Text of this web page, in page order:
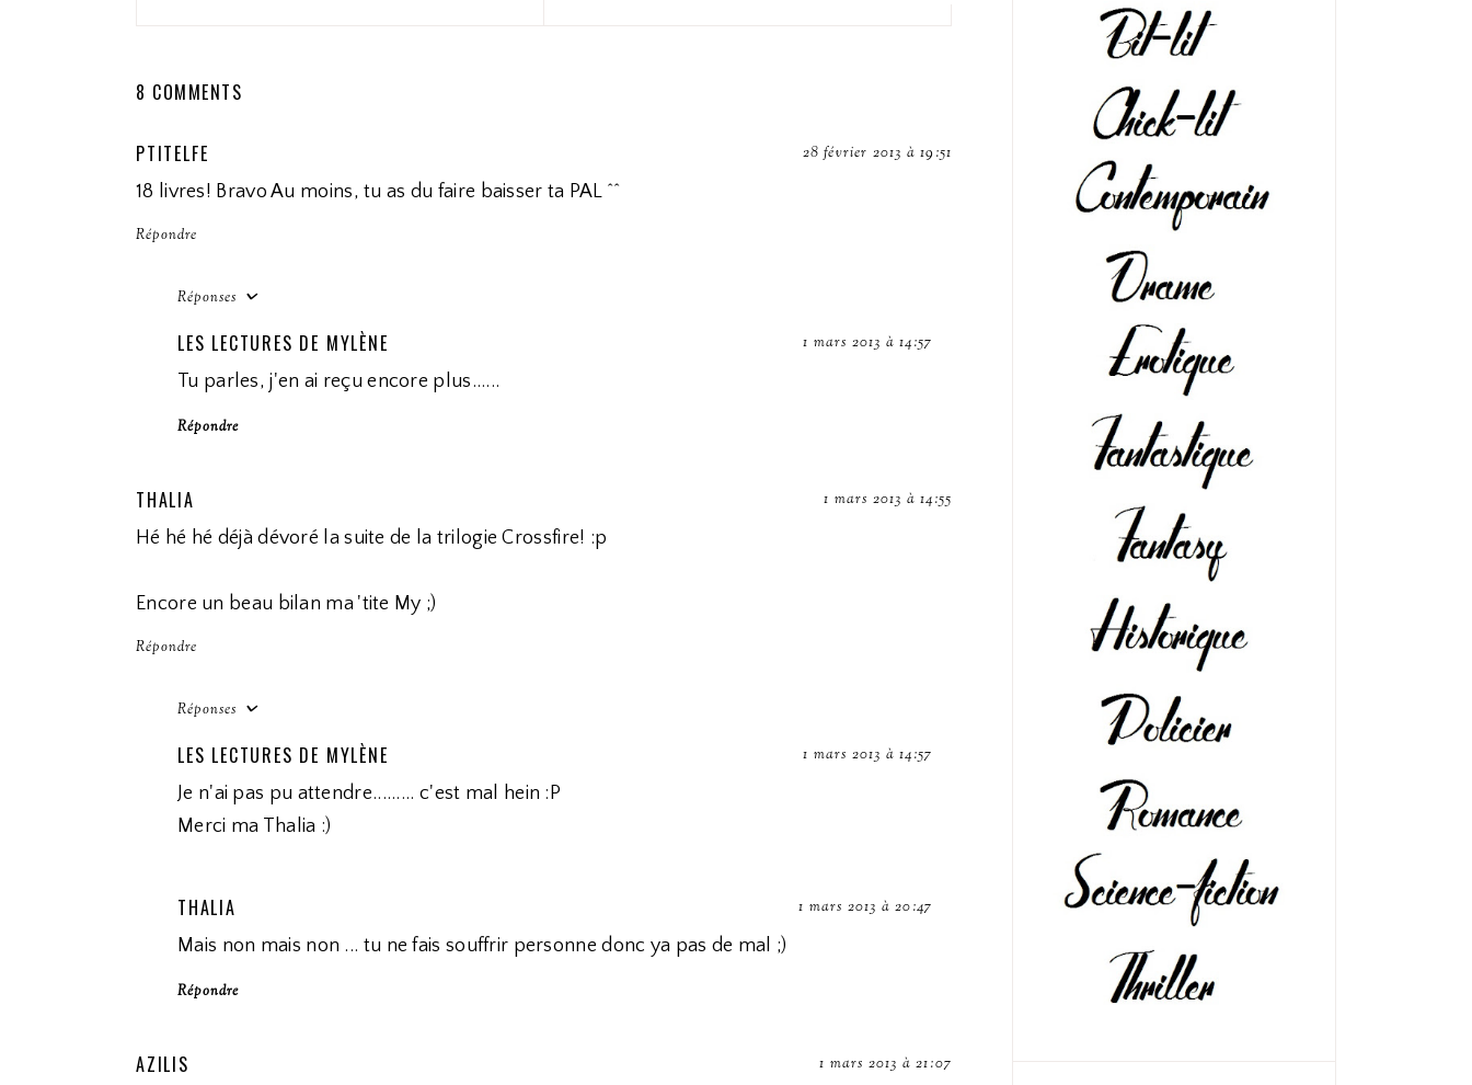
8 COMMENTS
PTITELFE 28 février 2013 à 19:51
18 livres! Bravo Au moins, tu as du faire baisser ta PAL ^^
Répondre
Réponses
LES LECTURES DE MYLÈNE 1 mars 2013 à 14:57
Tu parles, j'en ai reçu encore plus......
Répondre
THALIA 1 mars 2013 à 14:55
Hé hé hé déjà dévoré la suite de la trilogie Crossfire! :p
Encore un beau bilan ma 'tite My ;)
Répondre
Réponses
LES LECTURES DE MYLÈNE 1 mars 2013 à 14:57
Je n'ai pas pu attendre......... c'est mal hein :P
Merci ma Thalia :)
THALIA 1 mars 2013 à 20:47
Mais non mais non ... tu ne fais souffrir personne donc ya pas de mal ;)
Répondre
AZILIS 1 mars 2013 à 21:07